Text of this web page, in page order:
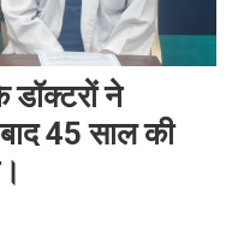
डॉक्टरों ने
45 साल की